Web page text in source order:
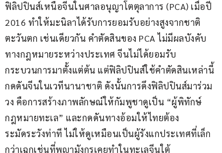
ฟิลิปปินส์เหนือจีนในศาลอนุญาโตตุลาการ (PCA) เมื่อปี
2016 ทำให้มะนิลาได้รับการยอมรับอย่างสูงจากชาติ
ตะวันตก เช่นเดียวกัน คำตัดสินของ PCA ไม่มีผลบังคับ
ทางกฎหมายระหว่างประเทศ จีนไม่ได้ยอมรับ
กระบวนการมาตั้งแต่ต้น แต่ฟิลิปปินส์ใช้คำตัดสินเหล่านี้
กดดันจีนในเวทีนานาชาติ ดังนั้นการดึงฟิลิปปินส์มาร่วม
วง คือการสร้างภาพลักษณ์ให้กัมพูชาดูเป็น “ผู้พิทักษ์
กฎหมายทะเล” และกดดันทางอ้อมให้ไทยต้อง
ระมัดระวังท่าที ไม่ให้ดูเหมือนเป็นผู้รังแกประเทศที่เล็ก
กว่าเฉกเช่นที่พญามังกรเคยทำในทะเลจีนใต้